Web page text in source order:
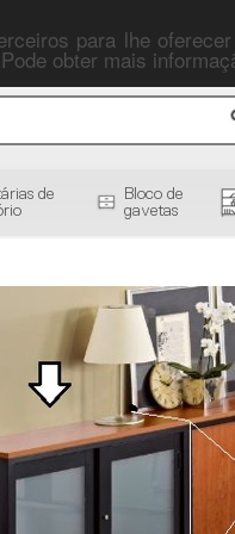
para lhe
obter mais
de
Bloco de
gavetas